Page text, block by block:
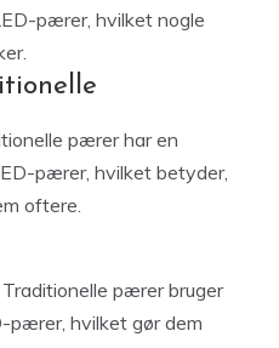
pærer, hvilket nogle
pærer har en
pærer, hvilket betyder,
oftere.
pærer bruger
pærer, hvilket gør dem